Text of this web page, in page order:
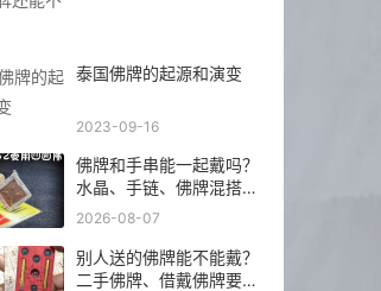
泰国佛牌的起源和演变
2023-09-16
佛牌和手串能一起戴吗？
水晶、手链、佛牌混搭前
先看这几点
2026-08-07
别人送的佛牌能不能戴？
二手佛牌、借戴佛牌要注